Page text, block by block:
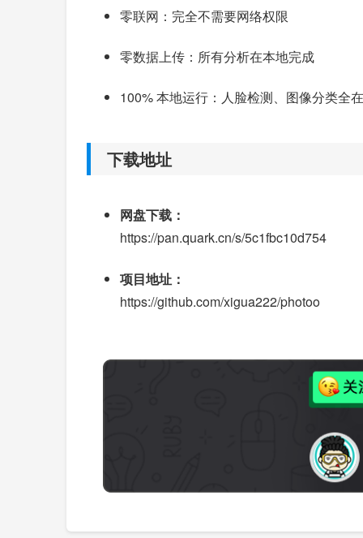
零联网：完全不需要网络权限
零数据上传：所有分析在本地完成
100% 本地运行：人脸检测、图像分类全
下载地址
网盘下载：
https://pan.quark.cn/s/5c1fbc10d754
项目地址：
https://github.com/xigua222/photoo